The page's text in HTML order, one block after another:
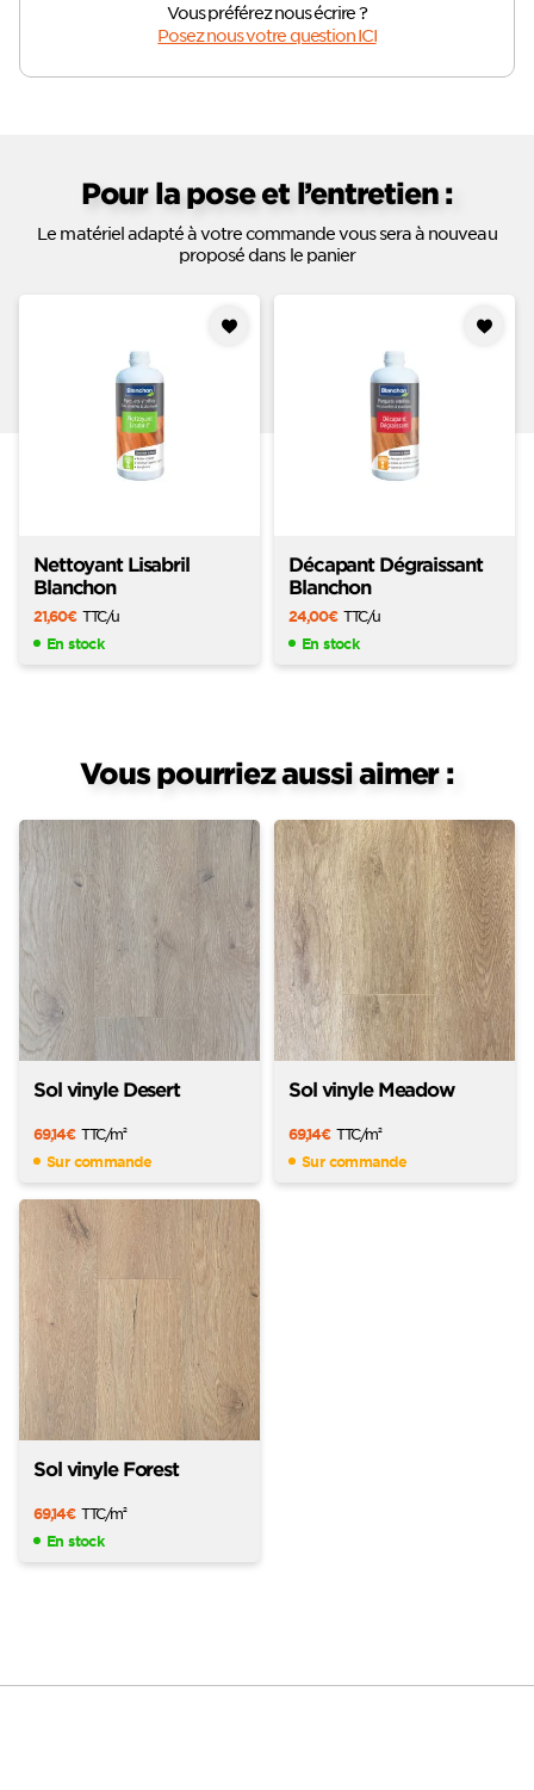
Vous préférez nous écrire ?
Posez nous votre question ICI
Pour la pose et l’entretien :
Le matériel adapté à votre commande vous sera à nouveau
proposé dans le panier
à mes
Nettoyant Lisabril
Blanchon
21,60€ TTC/u
En stock
à mes
Décapant Dégraissant
Blanchon
24,00€ TTC/u
En stock
Vous pourriez aussi aimer :
Sol vinyle Desert
69,14€ TTC/m2
Sur commande
Sol vinyle Meadow
69,14€ TTC/m2
Sur commande
Sol vinyle Forest
69,14€ TTC/m2
En stock